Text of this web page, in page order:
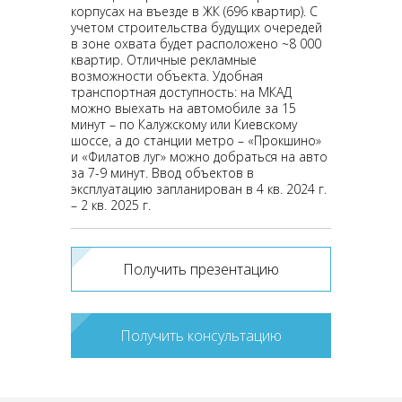
корпусах на въезде в ЖК (696 квартир). С
учетом строительства будущих очередей
в зоне охвата будет расположено ~8 000
квартир. Отличные рекламные
возможности объекта. Удобная
транспортная доступность: на МКАД
можно выехать на автомобиле за 15
минут – по Калужскому или Киевскому
шоссе, а до станции метро – «Прокшино»
и «Филатов луг» можно добраться на авто
за 7-9 минут. Ввод объектов в
эксплуатацию запланирован в 4 кв. 2024 г.
– 2 кв. 2025 г.
Получить презентацию
Получить консультацию